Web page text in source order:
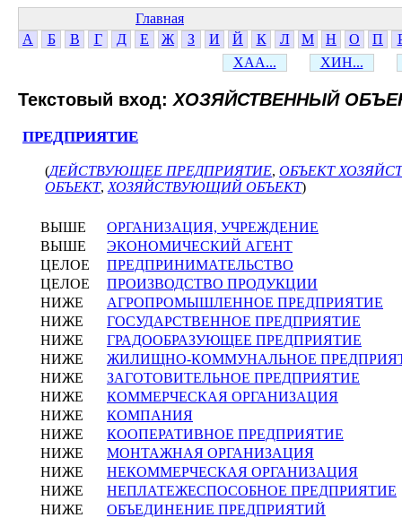
Главная
А
Б В Г Д Е Ж З И Й К Л М Н О П
ХАА...
ХИН...
Текстовый вход: ХОЗЯЙСТВЕННЫЙ
ПРЕДПРИЯТИЕ
(ДЕЙСТВУЮЩЕЕ ПРЕДПРИЯТИЕ, ОБЪЕКТ
ОБЪЕКТ, ХОЗЯЙСТВУЮЩИЙ ОБЪЕКТ)
ВЫШЕ
ОРГАНИЗАЦИЯ, УЧРЕЖДЕНИЕ
ВЫШЕ
ЭКОНОМИЧЕСКИЙ АГЕНТ
ЦЕЛОЕ
ПРЕДПРИНИМАТЕЛЬСТВО
ЦЕЛОЕ
ПРОИЗВОДСТВО ПРОДУКЦИИ
НИЖЕ
АГРОПРОМЫШЛЕННОЕ ПРЕДПРИЯТИЕ
НИЖЕ
ГОСУДАРСТВЕННОЕ ПРЕДПРИЯТИЕ
НИЖЕ
ГРАДООБРАЗУЮЩЕЕ ПРЕДПРИЯТИЕ
НИЖЕ
ЖИЛИЩНО-КОММУНАЛЬНОЕ
НИЖЕ
ЗАГОТОВИТЕЛЬНОЕ ПРЕДПРИЯТИЕ
НИЖЕ
КОММЕРЧЕСКАЯ ОРГАНИЗАЦИЯ
НИЖЕ
КОМПАНИЯ
НИЖЕ
КООПЕРАТИВНОЕ ПРЕДПРИЯТИЕ
НИЖЕ
МОНТАЖНАЯ ОРГАНИЗАЦИЯ
НИЖЕ
НЕКОММЕРЧЕСКАЯ ОРГАНИЗАЦИЯ
НИЖЕ
НЕПЛАТЕЖЕСПОСОБНОЕ ПРЕДПРИЯТИЕ
НИЖЕ
ОБЪЕДИНЕНИЕ ПРЕДПРИЯТИЙ